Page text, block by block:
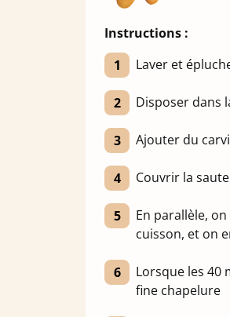
Instructions :
Laver et
Disposer dans
Ajouter du
Couvrir la
En parallèle,
cuisson, et on
Lorsque les 40
fine chapelure